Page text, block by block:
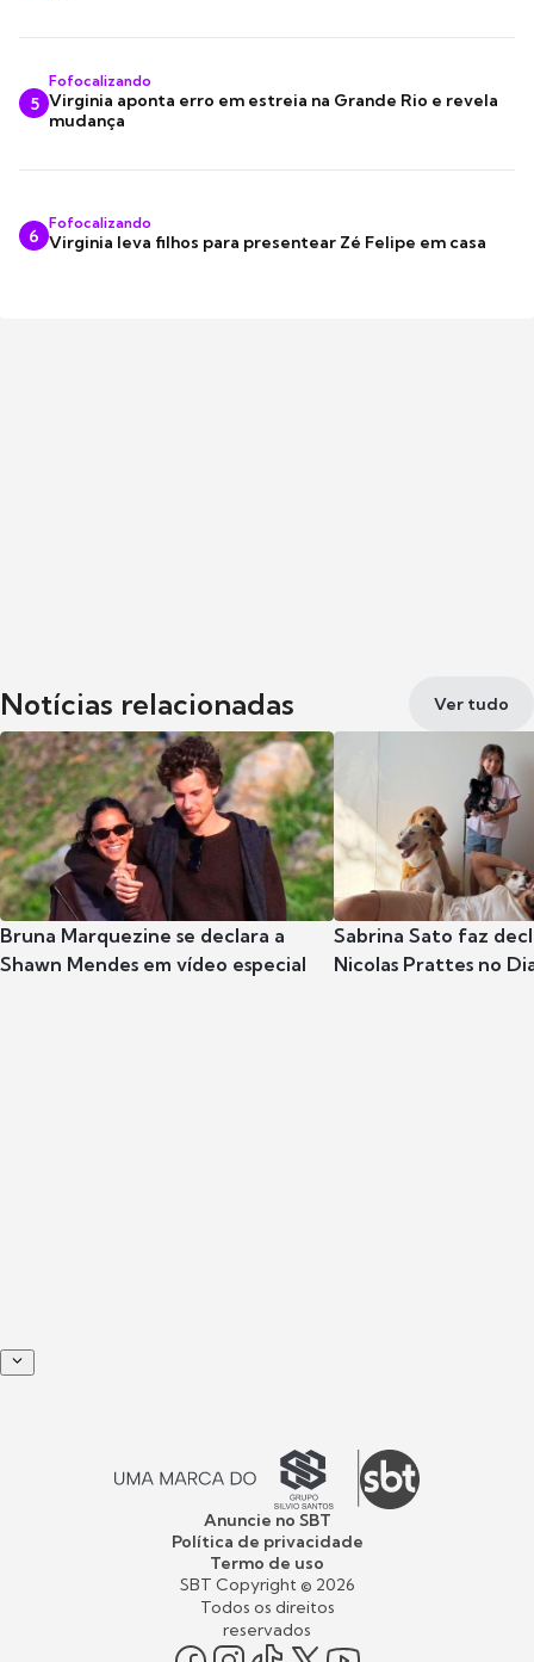
5
Fofocalizando
Virginia aponta erro em estreia na Grande Rio e revela
mudança
6
Fofocalizando
Virginia leva filhos para presentear Zé Felipe em casa
Notícias relacionadas Ver tudo
Bruna Marquezine se declara a
Shawn Mendes em vídeo especial
Sabrina Sato faz
Nicolas Prattes no
Anuncie no SBT
Política de privacidade
Termo de uso
SBT Copyright © 2026
Todos os direitos
reservados